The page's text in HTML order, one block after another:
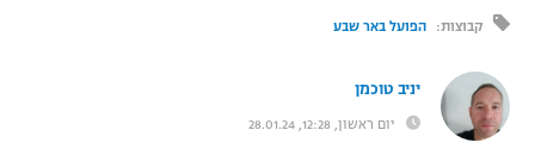
ברחבה
"מעל הליגה" – פודקאסט
הפועל באר שבע
מכבי נתניה
ליגות נוספות
אגרוף
ספורט אולימפי
UFC
קבוצות: הפועל באר שבע
יניב טוכמן
יום ראשון, 12:28, 28.01.24